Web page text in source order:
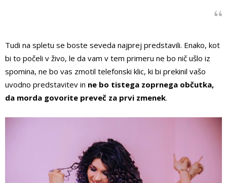
Tudi na spletu se boste seveda najprej predstavili. Enako, kot
bi to počeli v živo, le da vam v tem primeru ne bo nič ušlo iz
spomina, ne bo vas zmotil telefonski klic, ki bi prekinil vašo
uvodno predstavitev in ne bo tistega zoprnega občutka,
da morda govorite preveč za prvi zmenek.